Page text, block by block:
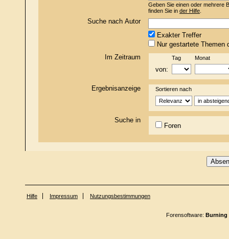
Geben Sie einen oder mehrere
finden Sie in der Hilfe
Suche nach Autor
Exakter Treffer
Nur gestartete Themen
Im Zeitraum
von:
Tag Monat
Ergebnisanzeige Sortieren nach
Suche in
Foren
Hilfe Impressum Nutzungsbestimmungen
Forensoftware: Burning